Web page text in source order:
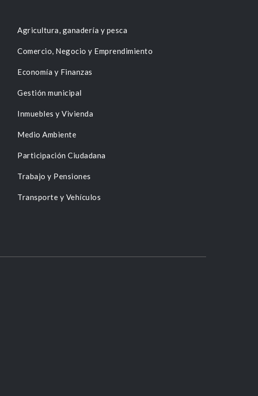
Agricultura, ganadería y pesca
Comercio, Negocio y Emprendimiento
Economía y Finanzas
Gestión municipal
Inmuebles y Vivienda
Medio Ambiente
Participación Ciudadana
Trabajo y Pensiones
Transporte y Vehículos